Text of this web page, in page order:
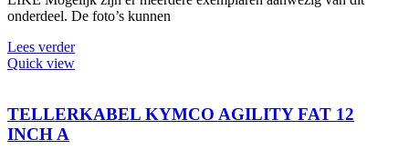
onderdeel. De foto’s kunnen
Lees verder
Quick view
TELLERKABEL KYMCO AGILITY FAT 12
INCH A